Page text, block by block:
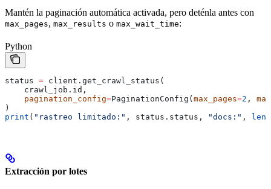
Mantén la paginación automática activada, pero deténla antes con
max_pages, max_results o max_wait_time:
Python
status = client.get_crawl_status(
    crawl_job.id,
    pagination_config
=PaginationConfig(max_pages=2 ,
)
print ( "rastreo limitado:" , status.status, "docs:" , len
Extracción por lotes